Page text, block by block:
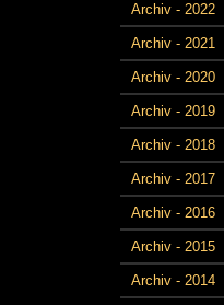
Archiv - 2022
Archiv - 2021
Archiv - 2020
Archiv - 2019
Archiv - 2018
Archiv - 2017
Archiv - 2016
Archiv - 2015
Archiv - 2014